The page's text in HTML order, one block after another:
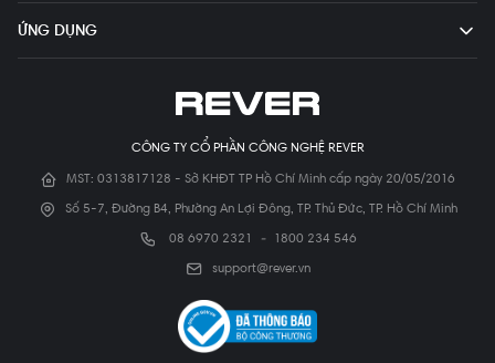
CÔNG TY CỔ PHẦN CÔNG NGHỆ REVER
MST: 0313817128 - Sở KHĐT TP Hồ Chí Minh cấp ngày 20/05/2016
Số 5-7, Đường B4, Phường An Lợi Đông, TP. Thủ Đức, TP. Hồ Chí Minh
08 6970 2321
- 1800 234 546
support@rever.vn
ỨNG DỤNG